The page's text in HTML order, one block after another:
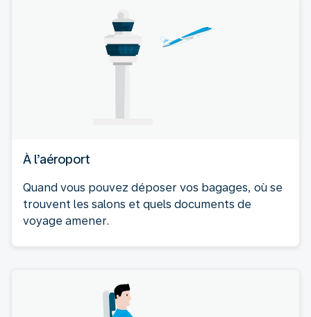
À l’aéroport
Quand vous pouvez déposer vos bagages, où se
trouvent les salons et quels documents de
voyage amener.